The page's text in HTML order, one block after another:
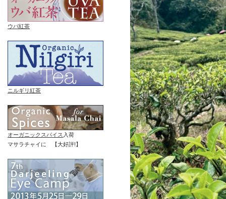
ウバ紅茶
ニルギリ紅茶
オーガニックスパイス 入荷
マサラチャイに 【大好評!】